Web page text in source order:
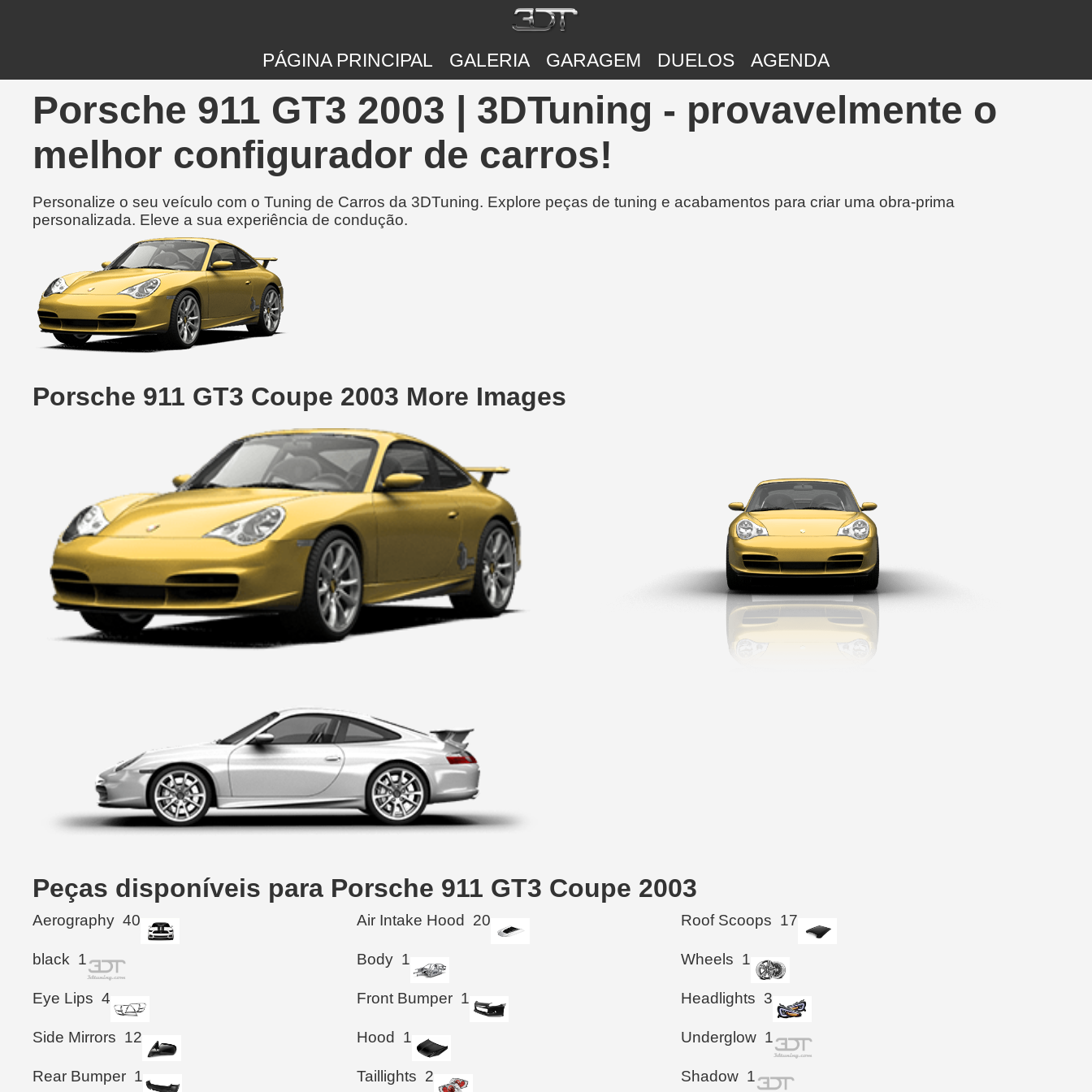
PÁGINA PRINCIPAL GALERIA GARAGEM DUELOS AGENDA
Porsche 911 GT3 2003 | 3DTuning - provavelmente o
melhor configurador de carros!
Personalize o seu veículo com o Tuning de Carros da 3DTuning. Explore peças de tuning e acabamentos para criar uma obra-prima
personalizada. Eleve a sua experiência de condução.
Porsche 911 GT3 Coupe 2003 More Images
Peças disponíveis para Porsche 911 GT3 Coupe 2003
Aerography 40 Air Intake Hood 20 Roof Scoops 17
black 1 Body 1 Wheels 1
Eye Lips 4 Front Bumper 1 Headlights 3
Side Mirrors 12 Hood 1 Underglow 1
Rear Bumper 1 Taillights 2 Shadow 1